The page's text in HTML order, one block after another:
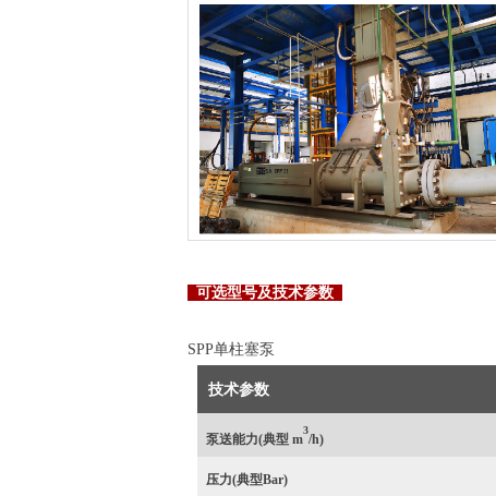
可选型号及技术参数
SPP单柱塞泵
技术参数
泵送能力(典型 m
3
/h)
压力(典型Bar)